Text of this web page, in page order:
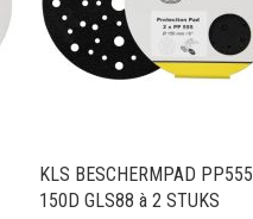
KLS BESCHERMPAD PP555
150D GLS88 à 2 STUKS